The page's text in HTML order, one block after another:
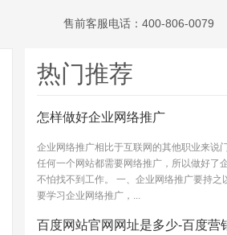
售前客服电话：400-806-0079
热门推荐
怎样做好企业网络推广
企业网络推广相比于互联网的其他职业来说
任何一个网站都需要网络推广，所以做好了
不怕找不到工作。 一、企业网络推广要持之
要学习企业网络推广，...
百度网站官网网址是多少-百度营